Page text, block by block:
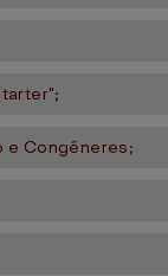
e Congêneres;